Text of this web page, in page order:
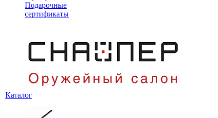
Подарочные
сертификаты
Каталог